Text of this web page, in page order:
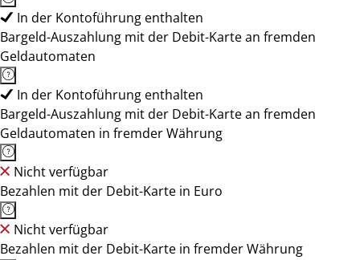
In der Kontoführung enthalten
Bargeld-Auszahlung mit der Debit-Karte an fremden
Geldautomaten
In der Kontoführung enthalten
Bargeld-Auszahlung mit der Debit-Karte an fremden
Geldautomaten in fremder Währung
Nicht verfügbar
Bezahlen mit der Debit-Karte in Euro
Nicht verfügbar
Bezahlen mit der Debit-Karte in fremder Währung